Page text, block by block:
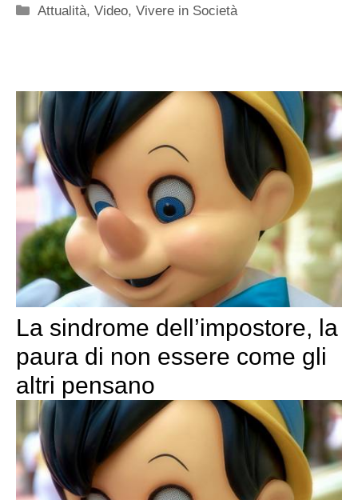
Categorie
Attualità,Video,Vivere in Società
La sindrome dell’impostore, la
paura di non essere come gli
altri pensano